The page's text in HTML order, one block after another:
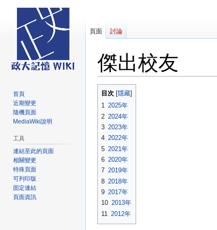
傑出校友
跳
覽
跳
尋
目次
1 2025年
2 2024年
3 2023年
4 2022年
5 2021年
6 2020年
7 2019年
8 2018年
9 2017年
10 2013年
11
2012年
頁面 討論
首頁
近期變更
隨機頁面
MediaWiki說明
工具
連結至此的頁面
相關變更
特殊頁面
可列印版
固定連結
頁面資訊